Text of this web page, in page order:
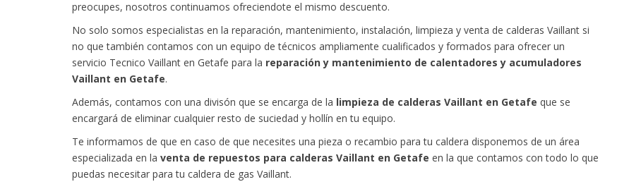
preocupes, nosotros continuamos ofreciendote el mismo descuento.
No solo somos especialistas en la reparación, mantenimiento, instalación, limpieza y venta de calderas Vaillant si
no que también contamos con un equipo de técnicos ampliamente cualificados y formados para ofrecer un
servicio Tecnico Vaillant en Getafe para la reparación y mantenimiento de calentadores y acumuladores
Vaillant en Getafe.
Además, contamos con una divisón que se encarga de la limpieza de calderas Vaillant en Getafe que se
encargará de eliminar cualquier resto de suciedad y hollín en tu equipo.
Te informamos de que en caso de que necesites una pieza o recambio para tu caldera disponemos de un área
especializada en la venta de repuestos para calderas Vaillant en Getafe en la que contamos con todo lo que
puedas necesitar para tu caldera de gas Vaillant.